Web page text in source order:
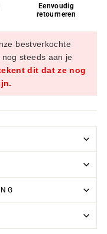
Eenvoudig
retourneren
bestverkochte
steeds aan je
dit dat ze nog